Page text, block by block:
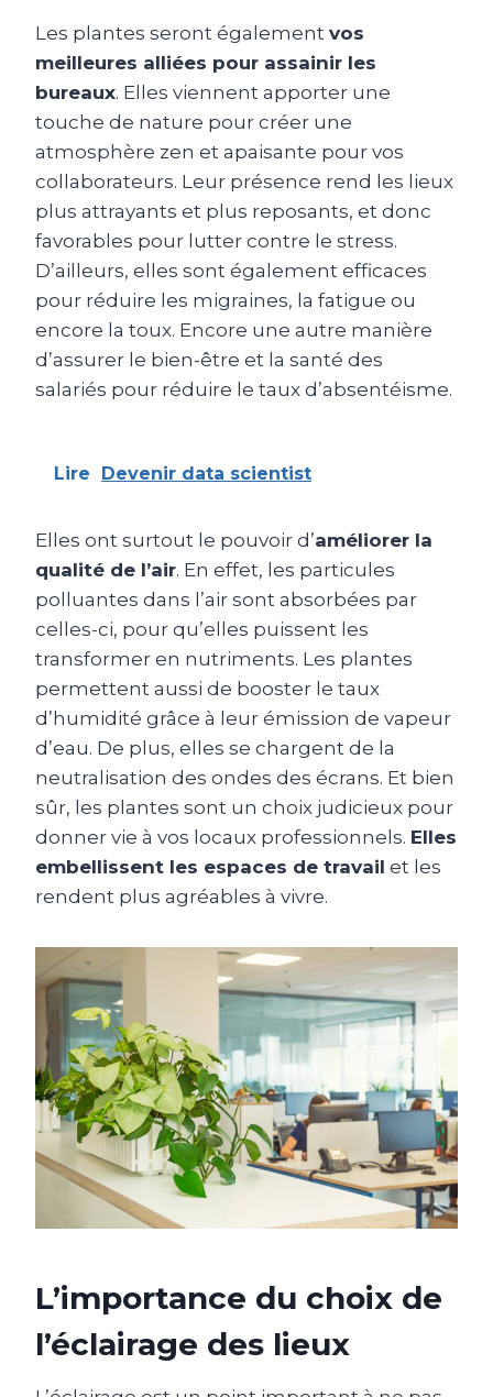
Les plantes seront également vos
meilleures alliées pour assainir les
bureaux. Elles viennent apporter une
touche de nature pour créer une
atmosphère zen et apaisante pour vos
collaborateurs. Leur présence rend les lieux
plus attrayants et plus reposants, et donc
favorables pour lutter contre le stress.
D’ailleurs, elles sont également efficaces
pour réduire les migraines, la fatigue ou
encore la toux. Encore une autre manière
d’assurer le bien-être et la santé des
salariés pour réduire le taux d’absentéisme.
Lire Devenir data scientist
Elles ont surtout le pouvoir d’améliorer la
qualité de l’air. En effet, les particules
polluantes dans l’air sont absorbées par
celles-ci, pour qu’elles puissent les
transformer en nutriments. Les plantes
permettent aussi de booster le taux
d’humidité grâce à leur émission de vapeur
d’eau. De plus, elles se chargent de la
neutralisation des ondes des écrans. Et bien
sûr, les plantes sont un choix judicieux pour
donner vie à vos locaux professionnels. Elles
embellissent les espaces de travail et les
rendent plus agréables à vivre.
L’importance du choix de
l’éclairage des lieux